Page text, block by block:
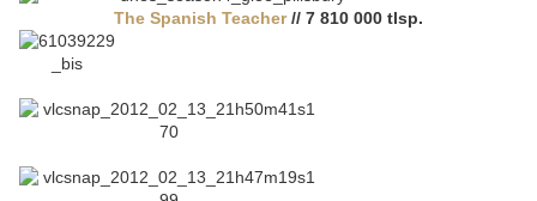
The Spanish Teacher// 7 810 000 tlsp.